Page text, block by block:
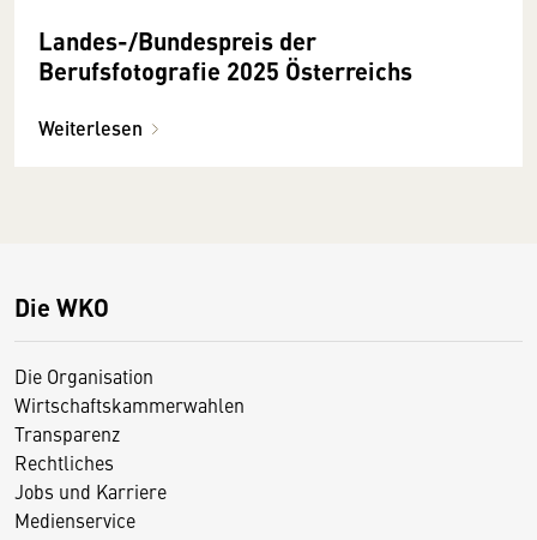
Landes-/Bundespreis der
Berufsfotografie 2025 Österreichs
Weiterlesen
Die WKO
Die Organisation
Wirtschaftskammerwahlen
Transparenz
Rechtliches
Jobs und Karriere
Medienservice